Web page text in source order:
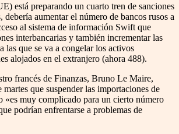
está preparando un cuarto tren de sanciones
debería aumentar el número de bancos rusos a
al sistema de información Swift que
interbancarias y también incrementar las
las que se va a congelar los activos
alojados en el extranjero (ahora 488).
francés de Finanzas, Bruno Le Maire,
martes que suspender las importaciones de
«es muy complicado para un cierto número
podrían enfrentarse a problemas de